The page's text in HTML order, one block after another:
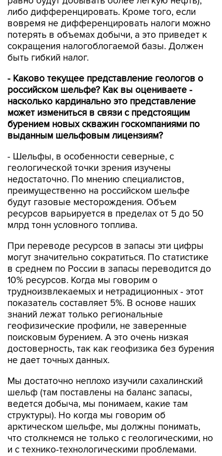
либо дифференцировать. Кроме того, если
вовремя не дифференцировать налоги можно
потерять в объемах добычи, а это приведет к
сокращения налогоблогаемой базы. Должен
быть гибкий налог.
- Каково текущее представление геологов о
российском шельфе? Как вы оцениваете -
насколько кардинально это представление
может измениться в связи с предстоящим
бурением новых скважин госкомпаниями по
выданным шельфовым лицензиям?
- Шельфы, в особенности северные, с
геологической точки зрения изучены
недостаточно. По мнению специалистов,
преимущественно на российском шельфе
будут газовые месторождения. Объем
ресурсов варьируется в пределах от 5 до 50
млрд тонн условного топлива.
При переводе ресурсов в запасы эти цифры
могут значительно сократиться. По статистике
в среднем по России в запасы переводится до
10% ресурсов. Когда мы говорим о
трудноизвлекаемых и нетрадиционных - этот
показатель составляет 5%. В основе наших
знаний лежат только региональные
геофизические профили, не заверенные
поисковым бурением. А это очень низкая
достоверность, так как геофизика без бурения
не дает точных данных.
Мы достаточно неплохо изучили сахалинский
шельф (там поставлены на баланс запасы,
ведется добыча, мы понимаем, какие там
структуры). Но когда мы говорим об
арктическом шельфе, мы должны понимать,
что столкнемся не только с геологическими, но
и с технико-технологическими проблемами.